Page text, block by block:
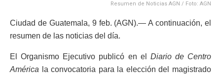
Resumen de Noticias AGN / Foto: AGN
Ciudad de Guatemala, 9 feb. (AGN).— A continuación, el
resumen de las noticias del día.
El Organismo Ejecutivo publicó en el Diario de Centro
América la convocatoria para la elección del magistrado